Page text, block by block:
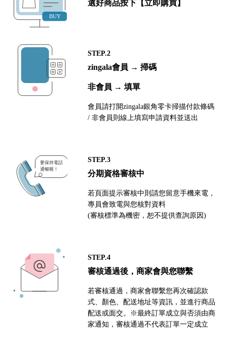
選好商品按下【立即購買】
STEP.2
zingala會員 → 掃碼
非會員 → 填單
會員請打開zingala銀角零卡掃描付款條碼
/ 非會員則線上填寫申請資料並送出
STEP.3
分期資格審核中
若頁面提示審核中則請您留意手機來電，
專員會致電與您核對資料
(審核標準為機密，恕不提供查詢原因)
STEP.4
審核通過後，商家會與您聯繫
若審核通過，商家會聯繫您再次確認款
式、顏色、配送地址等資訊，並進行商品
配送或面交。※最終訂單成立與否須由商
家通知，審核通過不代表訂單一定成立